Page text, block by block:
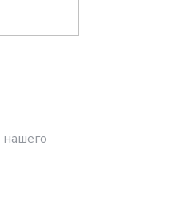
нашего